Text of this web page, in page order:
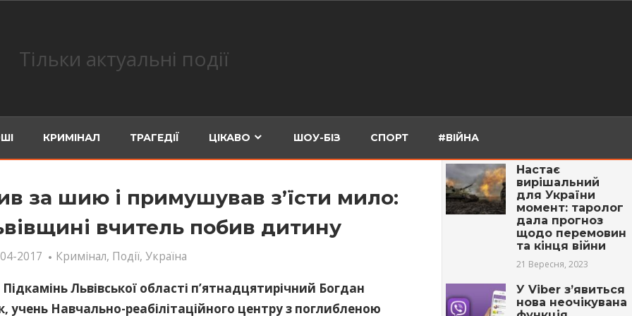
Тільки актуальні події
КРИМІНАЛ ТРАГЕДІЇ ЦІКАВО ШОУ-БІЗ СПОРТ #ВІЙНА
за шию і примушував з’їсти мило:
вчитель побив дитину
2017 Кримінал, Події,Україна
Львівської області п’ятнадцятирічний Богдан
учень Навчально-реабілітаційного центру з поглибленою
Настає
вирішальний
для України
момент: таролог
дала прогноз
щодо перемовин
та кінця війни
21 Вересня, 2023
У Viber з’явиться
нова неочікувана